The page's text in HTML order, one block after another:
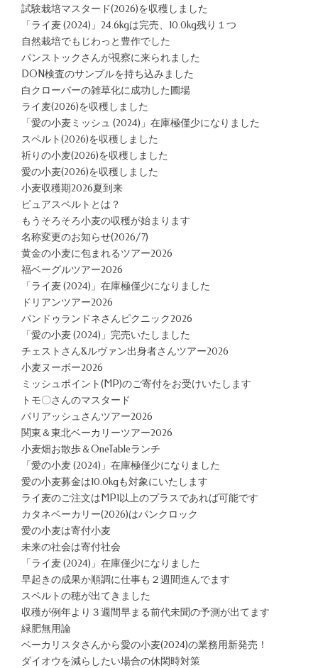
試験栽培マスタード(2026)を収穫しました
「ライ麦 (2024)」24.6kgは完売、10.0kg残り１つ
自然栽培でもじわっと豊作でした
パンストックさんが視察に来られました
DON検査のサンプルを持ち込みました
白クローバーの雑草化に成功した圃場
ライ麦(2026)を収穫しました
「愛の小麦ミッシュ (2024)」在庫極僅少になりました
スペルト(2026)を収穫しました
祈りの小麦(2026)を収穫しました
愛の小麦(2026)を収穫しました
小麦収穫期2026夏到来
ピュアスペルトとは？
もうそろそろ小麦の収穫が始まります
名称変更のお知らせ(2026/7)
黄金の小麦に包まれるツアー2026
福ベーグルツアー2026
「ライ麦 (2024)」在庫極僅少になりました
ドリアンツアー2026
パンドゥランドネさんピクニック2026
「愛の小麦 (2024)」完売いたしました
チェストさん&ルヴァン出身者さんツアー2026
小麦ヌーボー2026
ミッシュポイント(MP)のご寄付をお受けいたします
トモ〇さんのマスタード
パリアッシュさんツアー2026
関東＆東北ベーカリーツアー2026
小麦畑お散歩＆OneTableランチ
「愛の小麦 (2024)」在庫極僅少になりました
愛の小麦募金は10.0kgも対象にいたします
ライ麦のご注文はMP1以上のプラスであれば可能です
カタネベーカリー(2026)はパンクロック
愛の小麦は寄付小麦
未来の社会は寄付社会
「ライ麦 (2024)」在庫僅少になりました
早起きの成果か順調に仕事も２週間進んでます
スペルトの穂が出てきました
収穫が例年より３週間早まる前代未聞の予測が出てます
緑肥無用論
ベーカリスタさんから愛の小麦(2024)の業務用新発売！
ダイオウを減らしたい場合の休閑時対策